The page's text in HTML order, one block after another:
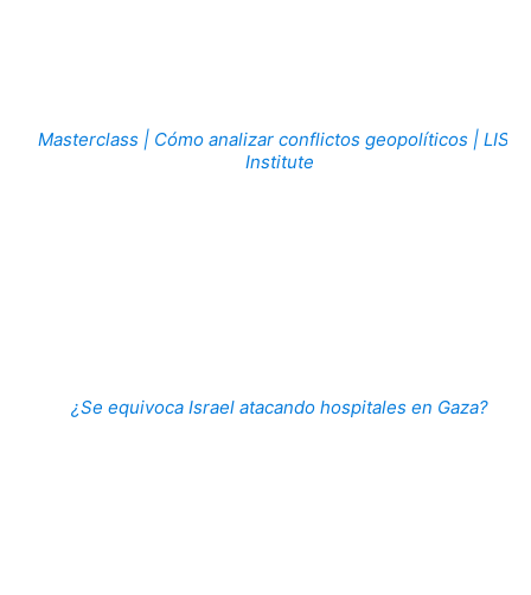
Masterclass | Cómo analizar conflictos geopolíticos | LISA
Institute
¿Se equivoca Israel atacando hospitales en Gaza?